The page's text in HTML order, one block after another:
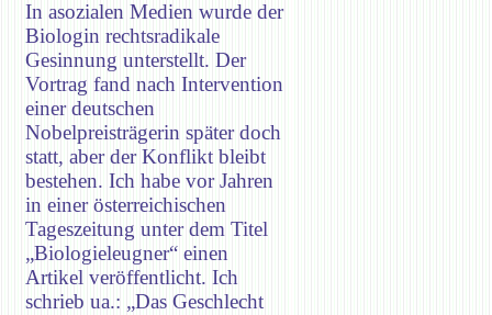
In asozialen Medien wurde der
Biologin rechtsradikale
Gesinnung unterstellt. Der
Vortrag fand nach Intervention
einer deutschen
Nobelpreisträgerin später doch
statt, aber der Konflikt bleibt
bestehen. Ich habe vor Jahren
in einer österreichischen
Tageszeitung unter dem Titel
„Biologieleugner“ einen
Artikel veröffentlicht. Ich
schrieb ua.: „Das Geschlecht